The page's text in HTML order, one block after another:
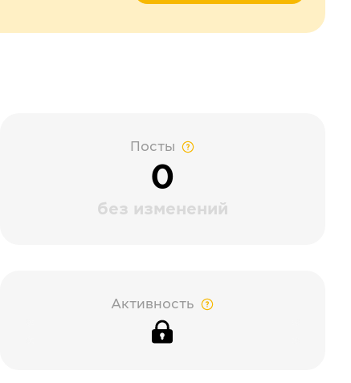
Посты
0
без изменений
Активность